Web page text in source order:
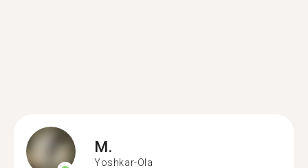
M.
Yoshkar-Ola